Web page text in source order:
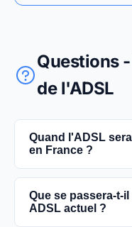
Questions
de l'ADSL
Quand l'ADSL
en France ?
L'extinction
pour 2030. D'ici là,
Que se passera-t-
ADSL actuel ?